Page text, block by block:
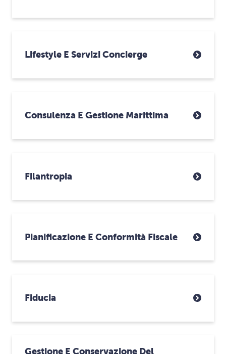
Lifestyle E Servizi Concierge
Consulenza E Gestione Marittima
Filantropia
Pianificazione E Conformità Fiscale
Fiducia
Gestione E Conservazione Del